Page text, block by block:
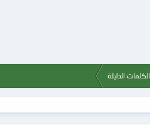
الكلمات الدليلة